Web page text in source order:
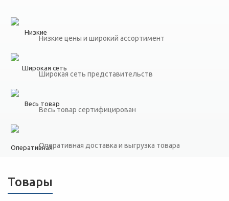
Низкие цены и широкий ассортимент
Широкая сеть представительств
Весь товар сертифицирован
Оперативная доставка и выгрузка товара
Товары